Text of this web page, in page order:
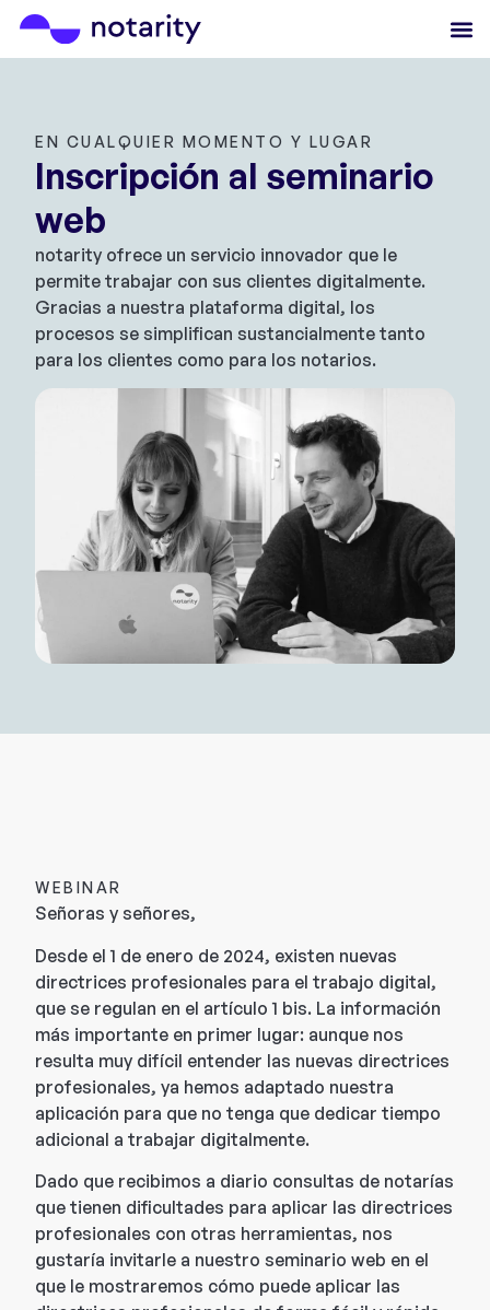
EN CUALQUIER MOMENTO Y LUGAR
Inscripción al seminario
web
notarity ofrece un servicio innovador que le
permite trabajar con sus clientes digitalmente.
Gracias a nuestra plataforma digital, los
procesos se simplifican sustancialmente tanto
para los clientes como para los notarios.
WEBINAR
Señoras y señores,
Desde el 1 de enero de 2024, existen nuevas
directrices profesionales para el trabajo digital,
que se regulan en el artículo 1 bis. La información
más importante en primer lugar: aunque nos
resulta muy difícil entender las nuevas directrices
profesionales, ya hemos adaptado nuestra
aplicación para que no tenga que dedicar tiempo
adicional a trabajar digitalmente.
Dado que recibimos a diario consultas de notarías
que tienen dificultades para aplicar las directrices
profesionales con otras herramientas, nos
gustaría invitarle a nuestro seminario web en el
que le mostraremos cómo puede aplicar las